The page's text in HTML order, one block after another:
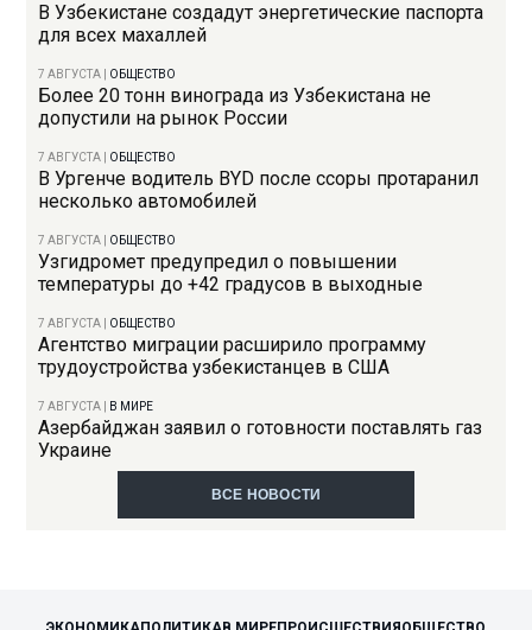
В Узбекистане создадут энергетические паспорта
для всех махаллей
7 АВГУСТА ОБЩЕСТВО
Более 20 тонн винограда из Узбекистана не
допустили на рынок России
7 АВГУСТА ОБЩЕСТВО
В Ургенче водитель BYD после ссоры протаранил
несколько автомобилей
7 АВГУСТА ОБЩЕСТВО
Узгидромет предупредил о повышении
температуры до +42 градусов в выходные
7 АВГУСТА ОБЩЕСТВО
Агентство миграции расширило программу
трудоустройства узбекистанцев в США
7 АВГУСТА В МИРЕ
Азербайджан заявил о готовности поставлять газ
Украине
ВСЕ НОВОСТИ